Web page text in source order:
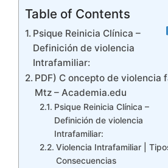
Table of Contents
Psique Reinicia Clínica –
Definición de violencia
Intrafamiliar:
PDF) C oncepto de violencia
Mtz – Academia.edu
Psique Reinicia Clínica –
Definición de violencia
Intrafamiliar:
Violencia Intrafamiliar |
Consecuencias